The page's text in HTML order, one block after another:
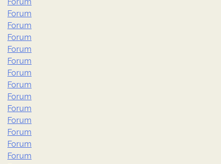
Forum
Forum
Forum
Forum
Forum
Forum
Forum
Forum
Forum
Forum
Forum
Forum
Forum